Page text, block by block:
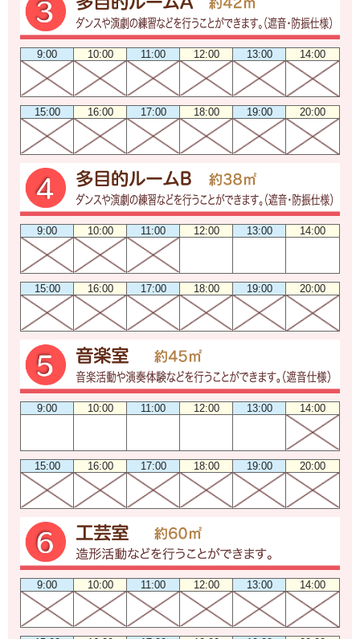
9:00 10:00 11:00 12:00 13:00 14:00
15:00 16:00 17:00 18:00 19:00 20:00
9:00 10:00 11:00 12:00 13:00 14:00
15:00 16:00 17:00 18:00 19:00 20:00
9:00 10:00 11:00 12:00 13:00 14:00
15:00 16:00 17:00 18:00 19:00 20:00
9:00 10:00 11:00 12:00 13:00 14:00